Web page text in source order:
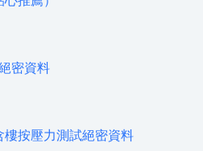
密資料
樓按壓力測試絕密資料